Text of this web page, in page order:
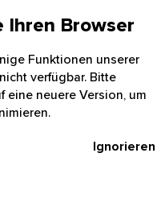
Ihren Browser
Funktionen unserer
verfügbar. Bitte
eine neuere Version, um
Ignorieren